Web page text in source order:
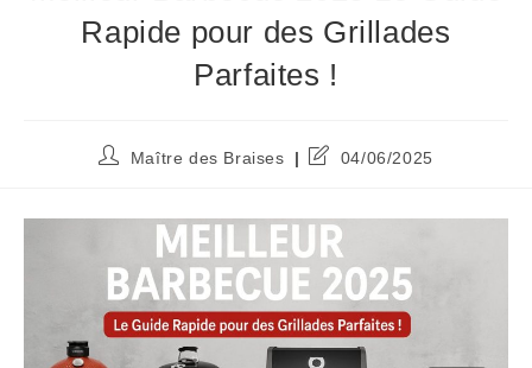
Rapide pour des Grillades
Parfaites !
Maître des Braises 04/06/2025